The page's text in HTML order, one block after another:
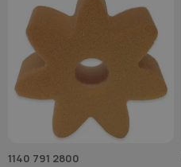
1140 791 2800